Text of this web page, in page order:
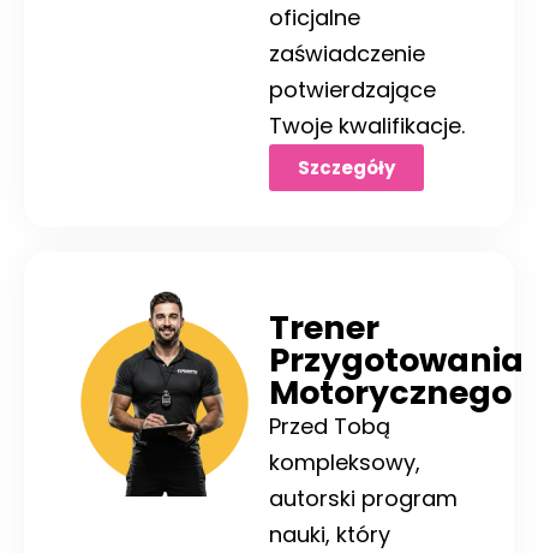
oficjalne
zaświadczenie
potwierdzające
Twoje kwalifikacje.
Szczegóły
Trener
Przygotowania
Motorycznego
Przed Tobą
kompleksowy,
autorski program
nauki, który